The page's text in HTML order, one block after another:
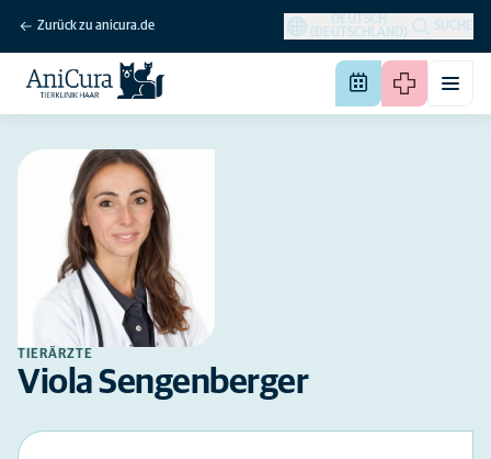
Zurück zu anicura.de
DEUTSCH
(DEUTSCHLAND)
SUCHE
TIERÄRZTE
Viola Sengenberger